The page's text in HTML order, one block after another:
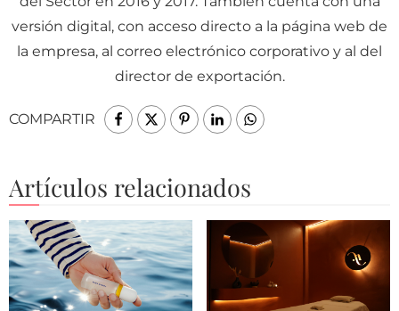
versión digital, con acceso directo a la página web de
la empresa, al correo electrónico corporativo y al del
director de exportación.
COMPARTIR
Artículos relacionados